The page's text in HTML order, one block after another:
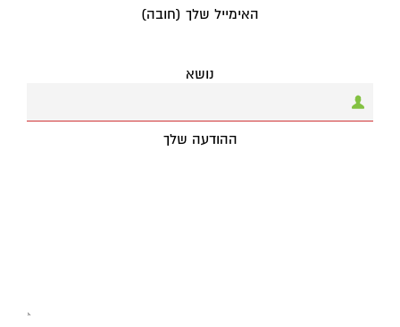
האימייל שלך (חובה)
נושא
ההודעה שלך